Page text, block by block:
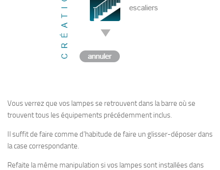
Vous verrez que vos lampes se retrouvent dans la barre où se
trouvent tous les équipements précédemment inclus.
Il suffit de faire comme d’habitude de faire un glisser-déposer dans
la case correspondante.
Refaite la même manipulation si vos lampes sont installées dans